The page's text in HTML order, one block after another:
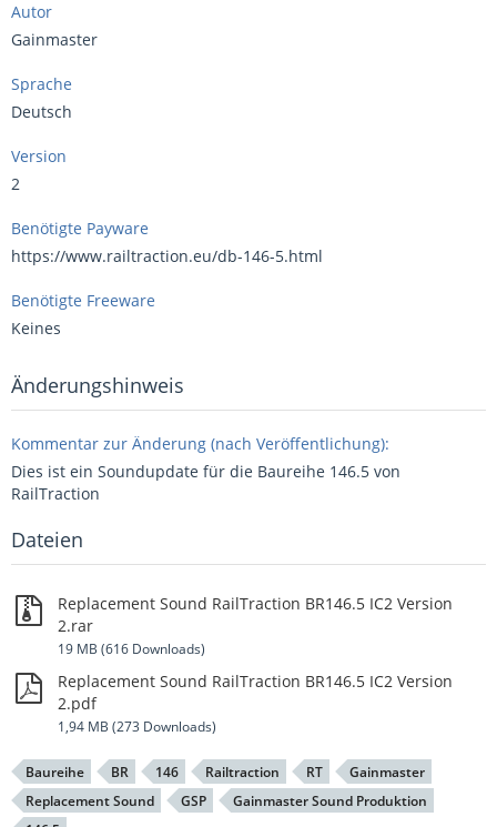
Autor
Gainmaster
Sprache
Deutsch
Version
2
Benötigte Payware
https://www.railtraction.eu/db-146-5.html
Benötigte Freeware
Keines
Änderungshinweis
Kommentar zur Änderung (nach Veröffentlichung):
Dies ist ein Soundupdate für die Baureihe 146.5 von
RailTraction
Dateien
Replacement Sound RailTraction BR146.5 IC2 Version
2.rar
19 MB (616 Downloads)
Replacement Sound RailTraction BR146.5 IC2 Version
2.pdf
1,94 MB (273 Downloads)
Baureihe BR 146 Railtraction RT
Gainmaster
Replacement Sound
GSP
Gainmaster Sound Produktion